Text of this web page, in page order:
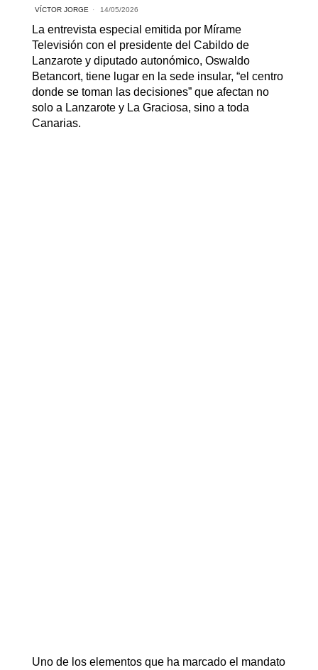
VÍCTOR JORGE 14/05/2026
La entrevista especial emitida por Mírame
Televisión con el presidente del Cabildo de
Lanzarote y diputado autonómico, Oswaldo
Betancort, tiene lugar en la sede insular, “el centro
donde se toman las decisiones” que afectan no
solo a Lanzarote y La Graciosa, sino a toda
Canarias.
Uno de los elementos que ha marcado el mandato